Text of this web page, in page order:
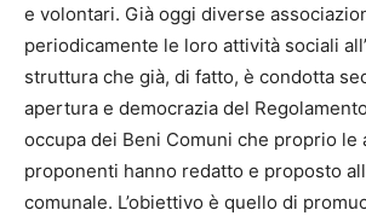
e volontari. Già oggi diverse
periodicamente le loro attività sociali
struttura che già, di fatto, è condotta
apertura e democrazia del
occupa dei Beni Comuni che proprio le
proponenti hanno redatto e proposto
comunale. L’obiettivo è quello di